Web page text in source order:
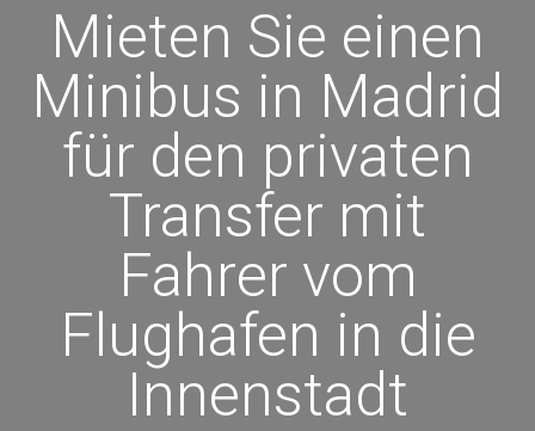
Mieten Sie einen
Minibus in Madrid
für den privaten
Transfer mit
Fahrer vom
Flughafen in die
Innenstadt